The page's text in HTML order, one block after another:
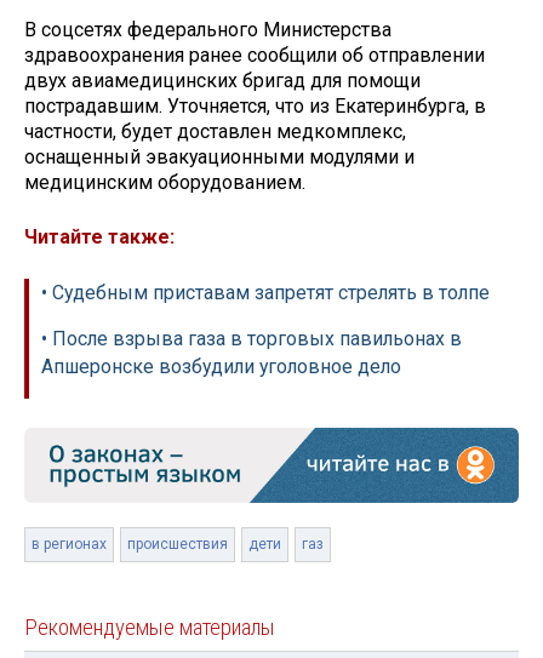
В соцсетях федерального Министерства
здравоохранения ранее сообщили об отправлении
двух авиамедицинских бригад для помощи
пострадавшим. Уточняется, что из Екатеринбурга, в
частности, будет доставлен медкомплекс,
оснащенный эвакуационными модулями и
медицинским оборудованием.
Читайте также:
• Судебным приставам запретят стрелять в толпе
• После взрыва газа в торговых павильонах в
Апшеронске возбудили уголовное дело
в регионах происшествия дети газ
Рекомендуемые материалы